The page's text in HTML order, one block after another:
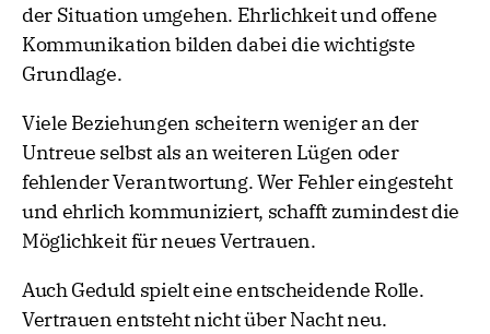
der Situation umgehen. Ehrlichkeit und offene
Kommunikation bilden dabei die wichtigste
Grundlage.
Viele Beziehungen scheitern weniger an der
Untreue selbst als an weiteren Lügen oder
fehlender Verantwortung. Wer Fehler eingesteht
und ehrlich kommuniziert, schafft zumindest die
Möglichkeit für neues Vertrauen.
Auch Geduld spielt eine entscheidende Rolle.
Vertrauen entsteht nicht über Nacht neu.